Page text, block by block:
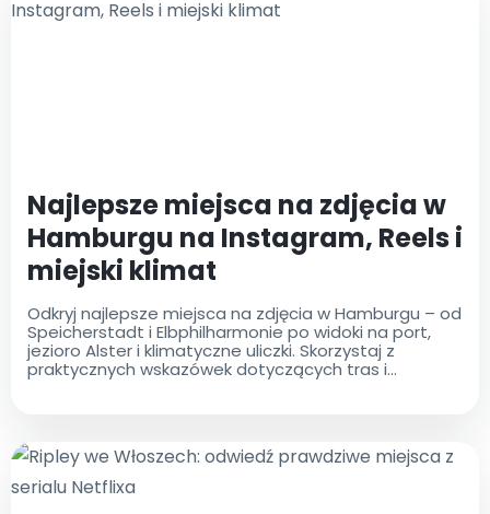
Najlepsze miejsca na zdjęcia w
Hamburgu na Instagram, Reels i
miejski klimat
Odkryj najlepsze miejsca na zdjęcia w Hamburgu – od
Speicherstadt i Elbphilharmonie po widoki na port,
jezioro Alster i klimatyczne uliczki. Skorzystaj z
praktycznych wskazówek dotyczących tras i